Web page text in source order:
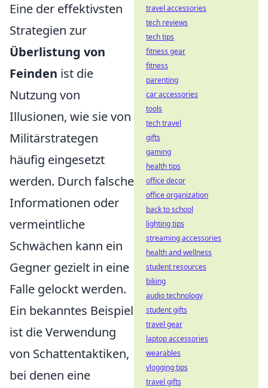
Eine der effektivsten
Strategien zur
Überlistung von
Feinden ist die
Nutzung von
Illusionen, wie sie von
Militärstrategen
häufig eingesetzt
werden. Durch falsche
Informationen oder
vermeintliche
Schwächen kann ein
Gegner gezielt in eine
Falle gelockt werden.
Ein bekanntes Beispiel
ist die Verwendung
von Schattentaktiken,
bei denen eine
travel accessories
tech reviews
tech tips
fitness gear
fitness
parenting
car accessories
tools
tech travel
gifts
gaming
health tips
office decor
office organization
back to school
lighting tips
streaming accessories
health and wellness
student resources
biking
audio technology
student gifts
travel gear
laptop accessories
wearables
vlogging tips
travel gifts